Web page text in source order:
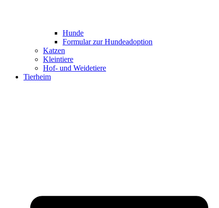
Hunde
Formular zur Hundeadoption
Katzen
Kleintiere
Hof- und Weidetiere
Tierheim